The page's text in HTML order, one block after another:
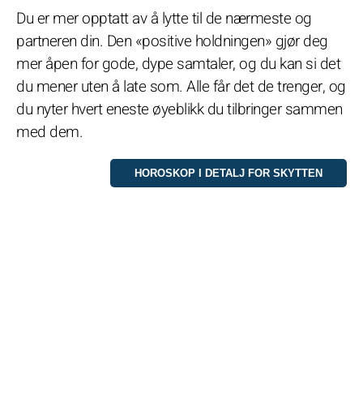
Du er mer opptatt av å lytte til de nærmeste og
partneren din. Den «positive holdningen» gjør deg
mer åpen for gode, dype samtaler, og du kan si det
du mener uten å late som. Alle får det de trenger, og
du nyter hvert eneste øyeblikk du tilbringer sammen
med dem.